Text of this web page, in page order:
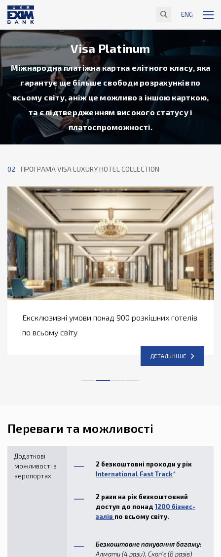
ENG
Visa Platinum
Міжнародна платіжна картка елітного класу, яка
гарантує ще більше свободи розрахунків по
всьому світу, аніж це можливо з іншою карткою,
та є підтвердженням високого статусу і
платоспроможноcті.
02 ПРОГРАМА VISA LUXURY HOTEL COLLECTION
Ексклюзивні умови понад 900 розкішних готелів
по всьому світу
ДЕТАЛЬНІШЕ
Переваги та можливості
Додаткові
можливості в
аеропортах
2 безкоштовні проходи у рік
International Fast Track*
2 рази на рік безкоштовний
доступ до понад1200 бізнес-
залів по всьому світу.
Безкоштовне пакування багажу:
Алмати (4 рази), Скоп’є (8 разів)